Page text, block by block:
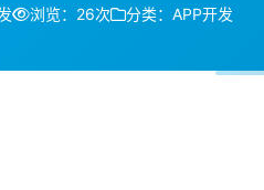
浏览：26次 分类：APP开发